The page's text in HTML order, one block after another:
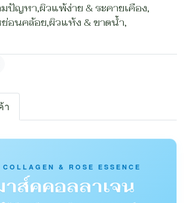
มปัญหา,ผิวแพ้ง่าย & ระคายเคือง,
อนคล้อย,ผิวแห้ง & ขาดน้ำ,
ร์
า
COLLAGEN & ROSE ESSENCE
าส์คคอลลาเจน